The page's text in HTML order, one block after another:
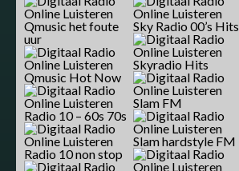
Qmusic het foute
uur
Qmusic Hot Now
Radio 10 – 60s 70s
Radio 10 non stop
Sky Radio 00’s Hits
Skyradio Hits
Slam FM
Slam hardstyle FM